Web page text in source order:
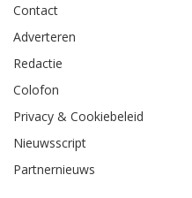
Contact
Adverteren
Redactie
Colofon
Privacy & Cookiebeleid
Nieuwsscript
Partnernieuws